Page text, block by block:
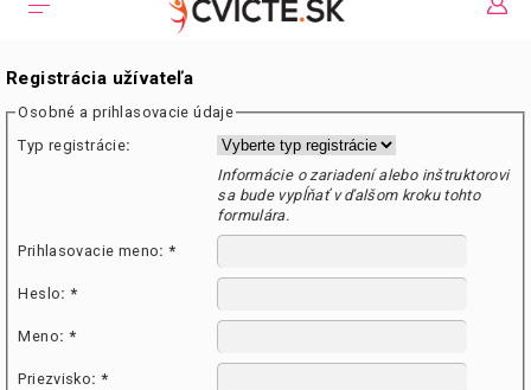
Registrácia užívateľa
Osobné a prihlasovacie údaje
Typ registrácie:
Informácie o zariadení alebo inštruktorovi
sa bude vypĺňať v ďalšom kroku tohto
formulára.
Prihlasovacie meno:*
Heslo:*
Meno: *
Priezvisko: *